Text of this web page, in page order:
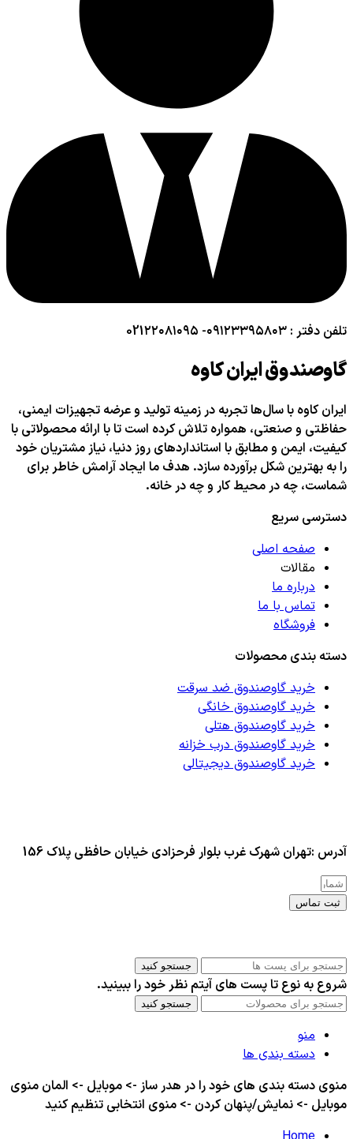
تلفن دفتر : ۰۹۱۲۳۳۹۵۸۰۳- 021۲۲۰۸۱۰۹۵
گاوصندوق ایران کاوه
ایران کاوه با سال‌ها تجربه در زمینه تولید و عرضه تجهیزات ایمنی،
حفاظتی و صنعتی، همواره تلاش کرده است تا با ارائه محصولاتی با
کیفیت، ایمن و مطابق با استانداردهای روز دنیا، نیاز مشتریان خود
را به بهترین شکل برآورده سازد. هدف ما ایجاد آرامش خاطر برای
شماست، چه در محیط کار و چه در خانه.
دسترسی سریع
صفحه اصلی
مقالات
درباره ما
تماس با ما
فروشگاه
دسته بندی محصولات
خرید گاوصندوق ضد سرقت
خرید گاوصندوق خانگی
خرید گاوصندوق هتلی
خرید گاوصندوق درب خزانه
خرید گاوصندوق دیجیتالی
آدرس :تهران شهرک غرب بلوار فرحزادی خیابان حافظی پلاک 156
ثبت تماس
جستجو کنید
شروع به نوع تا پست های آیتم نظر خود را ببینید.
جستجو کنید
منو
دسته بندی ها
منوی دسته بندی های خود را در هدر ساز -> موبایل -> المان منوی
موبایل -> نمایش/پنهان کردن -> منوی انتخابی تنظیم کنید